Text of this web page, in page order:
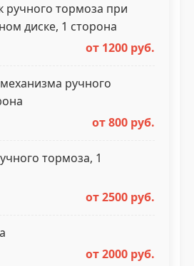
ручного тормоза при
диске, 1 сторона
от 1200 руб.
ручного
от 800 руб.
тормоза, 1
от 2500 руб.
от 2000 руб.